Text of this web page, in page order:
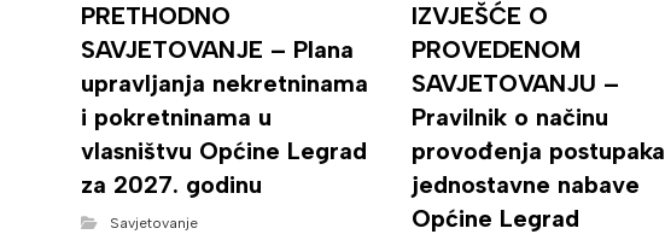
PRETHODNO
SAVJETOVANJE – Plana
upravljanja nekretninama
i pokretninama u
vlasništvu Općine Legrad
za 2027. godinu
Savjetovanje
IZVJEŠĆE O
PROVEDENOM
SAVJETOVANJU –
Pravilnik o načinu
provođenja postupaka
jednostavne nabave
Općine Legrad